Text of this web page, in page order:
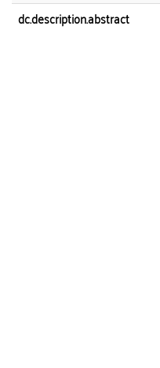
dc.description.abstract